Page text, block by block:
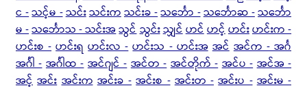
င -သင့်မ -သင်းသင်းကသင်းခ -သင်္ဘော -သင်္ဘောဆ -သင်္ဘော
မ -သင်္ဘောသ - သင်းအသွင်သွင်းသျှင်ဟင်ဟင့်ဟင်းဟင်းက -
ဟင်းစ - ဟင်းရ ဟင်းလ - ဟင်းသ - ဟင်းအ အင် အင်က - အင်္ဂ
အင်္ဂါ - အင်္ဂါထ - အင်ဂျင် - အင်တ - အင်တိုက် - အင်ပ - အင်အ -
အင့် အင်း အင်းက အင်းခ - အင်းစ - အင်းတ - အင်းပ - အင်းမ -